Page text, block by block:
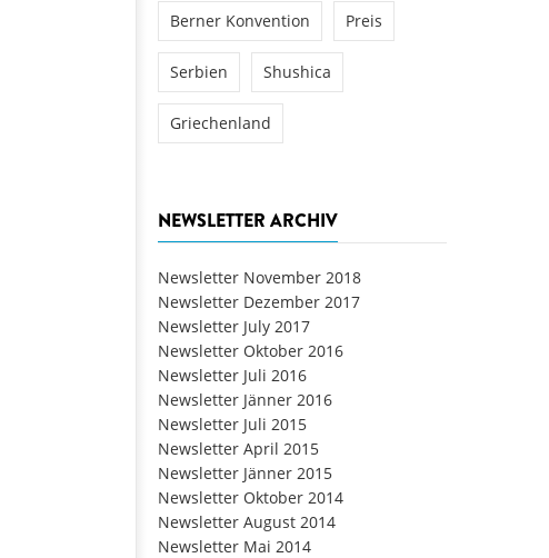
Berner Konvention Preis
Serbien Shushica
Griechenland
NEWSLETTER ARCHIV
Newsletter November 2018
Newsletter Dezember 2017
Newsletter July 2017
Newsletter Oktober 2016
Newsletter Juli 2016
Newsletter Jänner 2016
Newsletter Juli 2015
Newsletter April 2015
Newsletter Jänner 2015
Newsletter Oktober 2014
Newsletter August 2014
Newsletter Mai 2014